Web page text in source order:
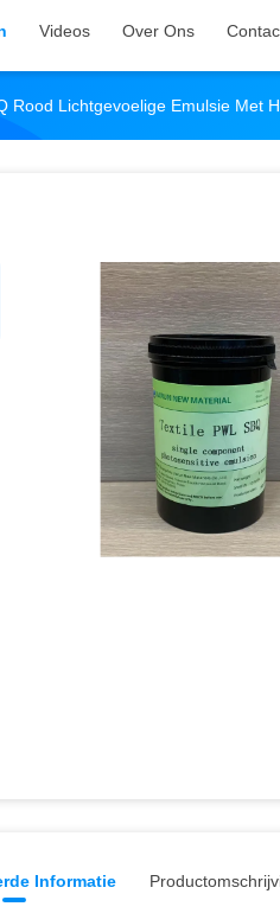
Videos Over Ons
Rood Lichtgevoelige Emulsie Met
Informatie